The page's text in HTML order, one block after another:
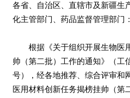
各省、自治区、直辖市及新疆生
化主管部门、药品监督管理部门：
根据《关于组织开展生物医
帅（第二批）工作的通知》（工
号），经各地推荐、综合评审和
医用材料创新任务揭榜挂帅（第